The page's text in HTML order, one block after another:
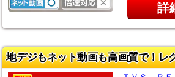
詳
地デジもネット動画も高画質で！レ